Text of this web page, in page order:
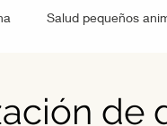
Salud pequeños
de